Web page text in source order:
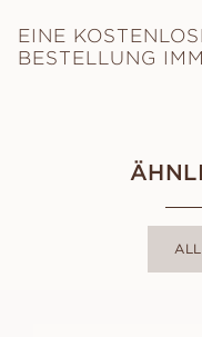
EINE
BESTELLUNG